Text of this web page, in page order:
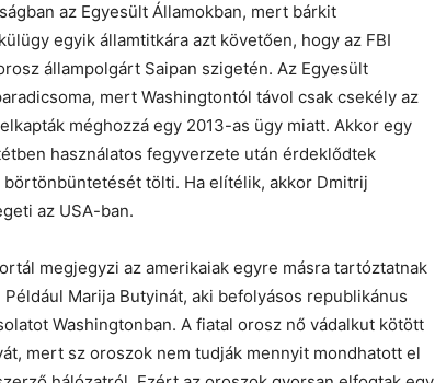
az Egyesült Államokban, mert bárkit
egyik államtitkára azt követően, hogy az FBI
állampolgárt Saipan szigetén. Az Egyesült
mert Washingtontól távol csak csekély az
méghozzá egy 2013-as ügy miatt. Akkor egy
használatos fegyverzete után érdeklődtek
tölti. Ha elítélik, akkor Dmitrij
az USA-ban.
megjegyzi az amerikaiak egyre másra tartóztatnak
Marija Butyinát, aki befolyásos republikánus
Washingtonban. A fiatal orosz nő vádalkut kötött
mert sz oroszok nem tudják mennyit mondhatott el